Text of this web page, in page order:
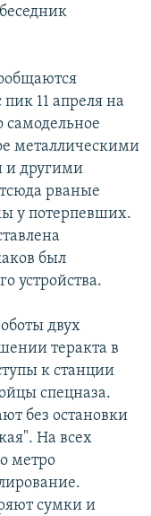
11 апреля на
самодельное
металлическими
и другими
рваные
у потерпевших.
был
устройства.
двух
теракта в
к станции
спецназа.
без остановки
На всех
метро
сумки и